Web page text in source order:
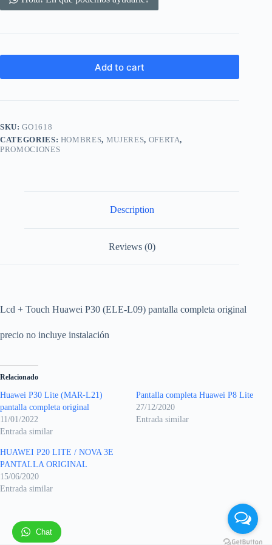
Add to cart
SKU:GO1618
CATEGORIES: HOMBRES, MUJERES, OFERTA,
PROMOCIONES
Description
Reviews (0)
Lcd + Touch Huawei P30 (ELE-L09) pantalla completa original
precio no incluye instalación
Relacionado
Huawei P30 Lite (MAR-L21)
pantalla completa original
11/01/2022
Entrada similar
Pantalla completa Huawei P8 Lite
27/12/2020
Entrada similar
HUAWEI P20 LITE / NOVA 3E
PANTALLA ORIGINAL
15/06/2020
Entrada similar
Chat